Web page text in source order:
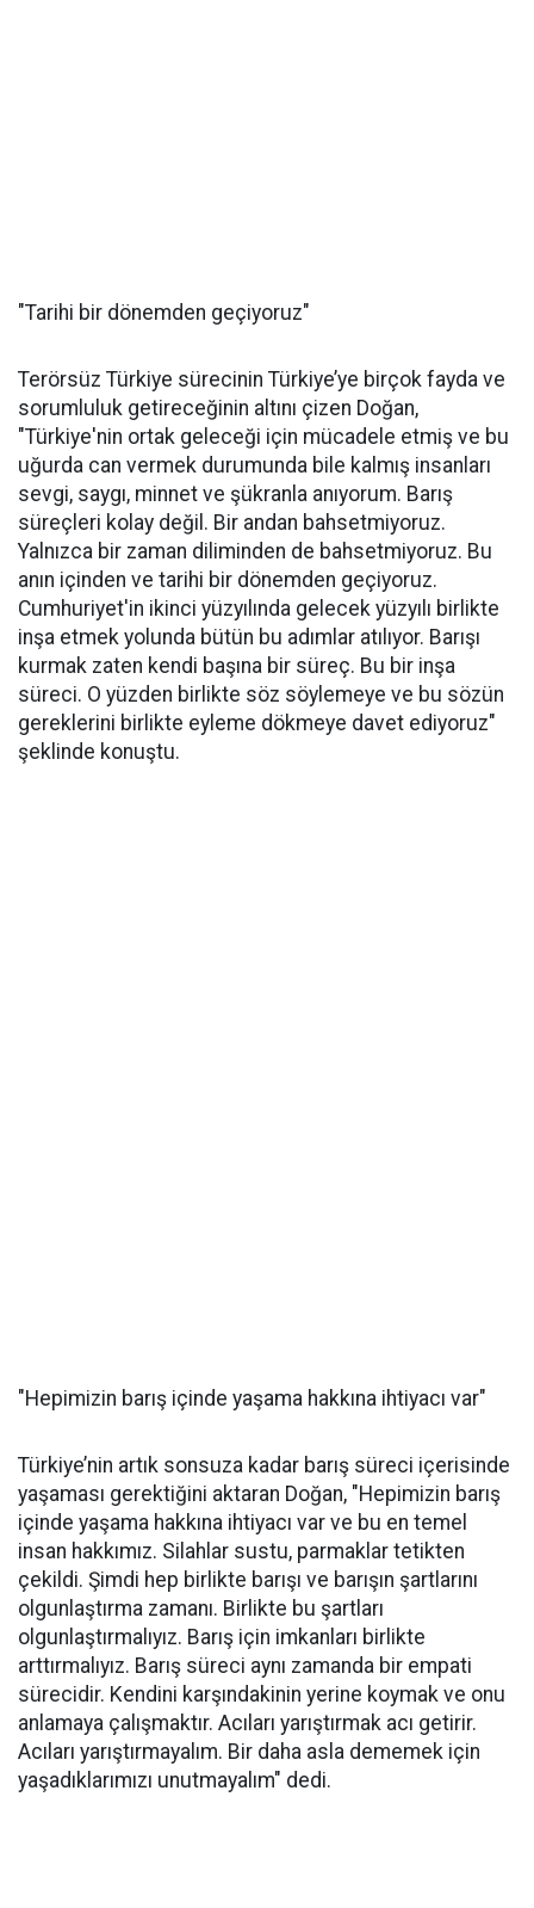
"Tarihi bir dönemden geçiyoruz"
Terörsüz Türkiye sürecinin Türkiye’ye birçok fayda ve
sorumluluk getireceğinin altını çizen Doğan,
"Türkiye'nin ortak geleceği için mücadele etmiş ve bu
uğurda can vermek durumunda bile kalmış insanları
sevgi, saygı, minnet ve şükranla anıyorum. Barış
süreçleri kolay değil. Bir andan bahsetmiyoruz.
Yalnızca bir zaman diliminden de bahsetmiyoruz. Bu
anın içinden ve tarihi bir dönemden geçiyoruz.
Cumhuriyet'in ikinci yüzyılında gelecek yüzyılı birlikte
inşa etmek yolunda bütün bu adımlar atılıyor. Barışı
kurmak zaten kendi başına bir süreç. Bu bir inşa
süreci. O yüzden birlikte söz söylemeye ve bu sözün
gereklerini birlikte eyleme dökmeye davet ediyoruz"
şeklinde konuştu.
"Hepimizin barış içinde yaşama hakkına ihtiyacı var"
Türkiye’nin artık sonsuza kadar barış süreci içerisinde
yaşaması gerektiğini aktaran Doğan, "Hepimizin barış
içinde yaşama hakkına ihtiyacı var ve bu en temel
insan hakkımız. Silahlar sustu, parmaklar tetikten
çekildi. Şimdi hep birlikte barışı ve barışın şartlarını
olgunlaştırma zamanı. Birlikte bu şartları
olgunlaştırmalıyız. Barış için imkanları birlikte
arttırmalıyız. Barış süreci aynı zamanda bir empati
sürecidir. Kendini karşındakinin yerine koymak ve onu
anlamaya çalışmaktır. Acıları yarıştırmak acı getirir.
Acıları yarıştırmayalım. Bir daha asla dememek için
yaşadıklarımızı unutmayalım" dedi.